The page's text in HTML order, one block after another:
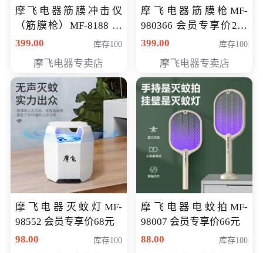
摩飞电器筋膜冲击仪
（筋膜枪）MF-8188 会
员专享价268元
399.00 库存100
摩飞电器专卖店
摩飞电器筋膜枪MF-
980366 会员专享价299
元
399.00 库存100
摩飞电器专卖店
摩飞电器灭蚊灯MF-
98552 会员专享价68元
98.00
库存100
摩飞电器电蚊拍MF-
98007 会员专享价66元
88.00
库存100